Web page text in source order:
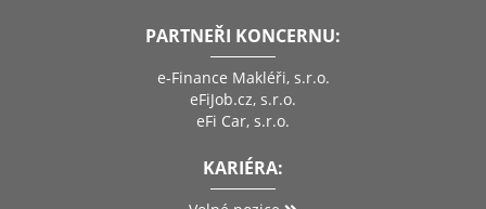
PARTNEŘI KONCERNU:
e-Finance Makléři, s.r.o.
eFiJob.cz, s.r.o.
eFi Car, s.r.o.
KARIÉRA: